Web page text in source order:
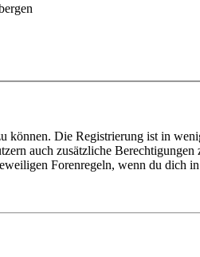
können. Die Registrierung ist in
auch zusätzliche
Forenregeln, wenn du dich